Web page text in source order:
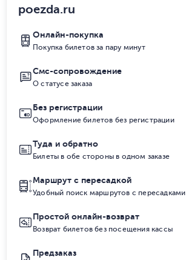
poezda.ru
Онлайн-покупка
Покупка билетов за пару минут
Смс-сопровождение
О статусе заказа
Без регистрации
Оформление билетов без регистрации
Туда и обратно
Билеты в обе стороны в одном заказе
Маршрут с пересадкой
Удобный поиск маршрутов с пересадками
Простой онлайн-возврат
Возврат билетов без посещения кассы
Предзаказ